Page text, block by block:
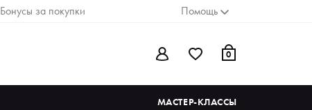
Бонусы за покупки Помощь
0
МАСТЕР-КЛАССЫ